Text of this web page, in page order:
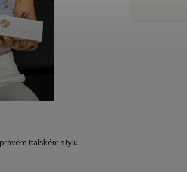
Italském stylu